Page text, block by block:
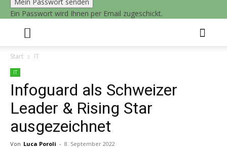
Ein Passwort wird Ihnen per Email zugeschickt.
Start IT
IT
Infoguard als Schweizer
Leader & Rising Star
ausgezeichnet
Von Luca Poroli - 8. September 2022